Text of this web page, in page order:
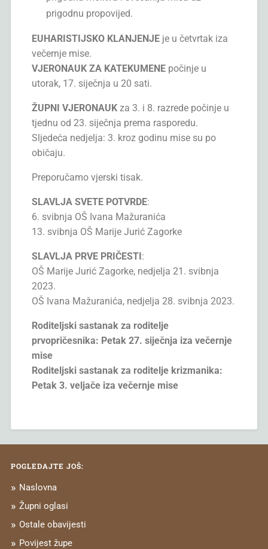
prigodnu propovijed.
EUHARISTIJSKO KLANJENJEje u četvrtak iza
večernje mise.
VJERONAUK ZA KATEKUMENEpočinje u
utorak, 17. siječnja u 20 sati.
ŽUPNI VJERONAUKza 3. i 8. razrede počinje u
tjednu od 23. siječnja prema rasporedu.
Sljedeća nedjelja: 3. kroz godinu mise su po
običaju.
Preporučamo vjerski tisak.
SLAVLJA SVETE POTVRDE:
6. svibnja OŠ Ivana Mažuranića
13. svibnja OŠ Marije Jurić Zagorke
SLAVLJA PRVE PRIČESTI:
OŠ Marije Jurić Zagorke, nedjelja 21. svibnja
2023.
OŠ Ivana Mažuranića, nedjelja 28. svibnja 2023.
Roditeljski sastanak za roditelje
prvopričesnika: Petak 27. siječnja iza večernje
mise
Roditeljski sastanak za roditelje krizmanika:
Petak 3. veljače iza večernje mise
POGLEDAJTE JOŠ:
Naslovna
Župni oglasi
Ostale obavijesti
Povijest župe